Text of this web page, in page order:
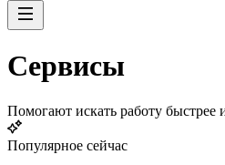
Сервисы
Помогают искать работу быстрее
Популярное сейчас